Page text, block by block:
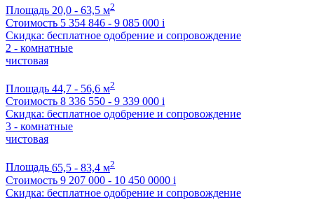
Площадь 20,0 - 63,5 м2
Стоимость 5 354 846 - 9 085 000 i
Скидка: бесплатное одобрение и сопровождение
2 - комнатные
чистовая
Площадь 44,7 - 56,6 м2
Стоимость 8 336 550 - 9 339 000 i
Скидка: бесплатное одобрение и сопровождение
3 - комнатные
чистовая
Площадь 65,5 - 83,4 м2
Стоимость 9 207 000 - 10 450 0000 i
Скидка: бесплатное одобрение и сопровождение